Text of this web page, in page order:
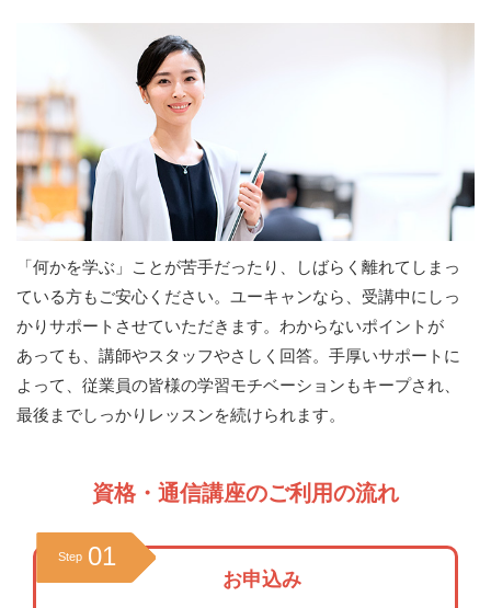
「何かを学ぶ」ことが苦手だったり、しばらく離れてしまっ
ている方もご安心ください。ユーキャンなら、受講中にしっ
かりサポートさせていただきます。わからないポイントが
あっても、講師やスタッフやさしく回答。手厚いサポートに
よって、従業員の皆様の学習モチベーションもキープされ、
最後までしっかりレッスンを続けられます。
資格・通信講座のご利用の流れ
Step 01
お申込み